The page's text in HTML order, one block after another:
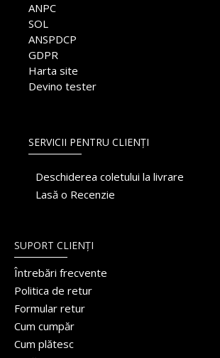
ANPC
SOL
ANSPDCP
GDPR
Harta site
Devino tester
SERVICII PENTRU CLIENȚI
Deschiderea coletului la livrare
Lasă o Recenzie
SUPORT CLIENȚI
Întrebări frecvente
Politica de retur
Formular retur
Cum cumpăr
Cum plătesc